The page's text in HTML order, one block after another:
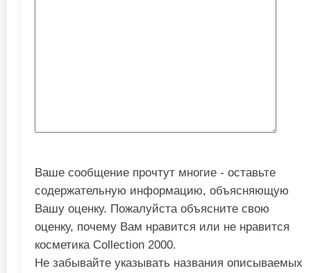
Ваше сообщение прочтут многие - оставьте
содержательную информацию, объясняющую
Вашу оценку. Пожалуйста объясните свою
оценку, почему Вам нравится или не нравится
косметика Collection 2000.
Не забывайте указывать названия описываемых